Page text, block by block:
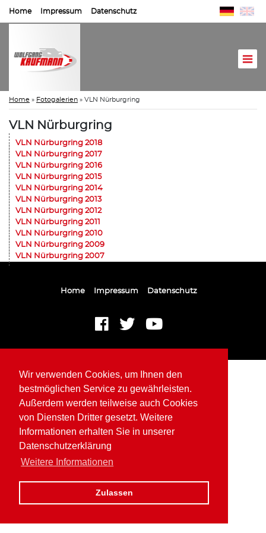
Wir verwenden Cookies, um Ihnen den
bestmöglichen Service zu gewährleisten.
Außerdem werden teilweise auch Cookies
von Diensten Dritter gesetzt. Weitere
Informationen erhalten Sie in unserer
Datenschutzerklärung
Weitere Informationen
Zulassen
Home Impressum Datenschutz
Home » Fotogalerien » VLN Nürburgring
VLN Nürburgring
VLN Nürburgring 2018
VLN Nürburgring 2017
VLN Nürburgring 2016
VLN Nürburgring 2015
VLN Nürburgring 2014
VLN Nürburgring 2013
VLN Nürburgring 2012
VLN Nürburgring 2011
VLN Nürburgring 2010
VLN Nürburgring 2009
VLN Nürburgring 2007
Home Impressum Datenschutz